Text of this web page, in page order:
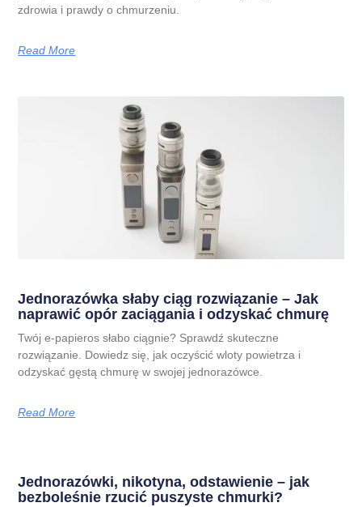
zdrowia i prawdy o chmurzeniu.
Read More
Jednorazówka słaby ciąg rozwiązanie – Jak
naprawić opór zaciągania i odzyskać chmurę
Twój e-papieros słabo ciągnie? Sprawdź skuteczne
rozwiązanie. Dowiedz się, jak oczyścić wloty powietrza i
odzyskać gęstą chmurę w swojej jednorazówce.
Read More
Jednorazówki, nikotyna, odstawienie – jak
bezboleśnie rzucić puszyste chmurki?